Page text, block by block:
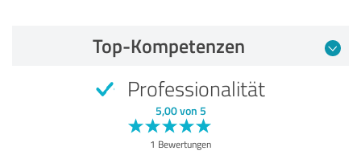
Empfehlung
Top-Kompetenzen
Professionalität
5,00 von 5
1 Bewertungen